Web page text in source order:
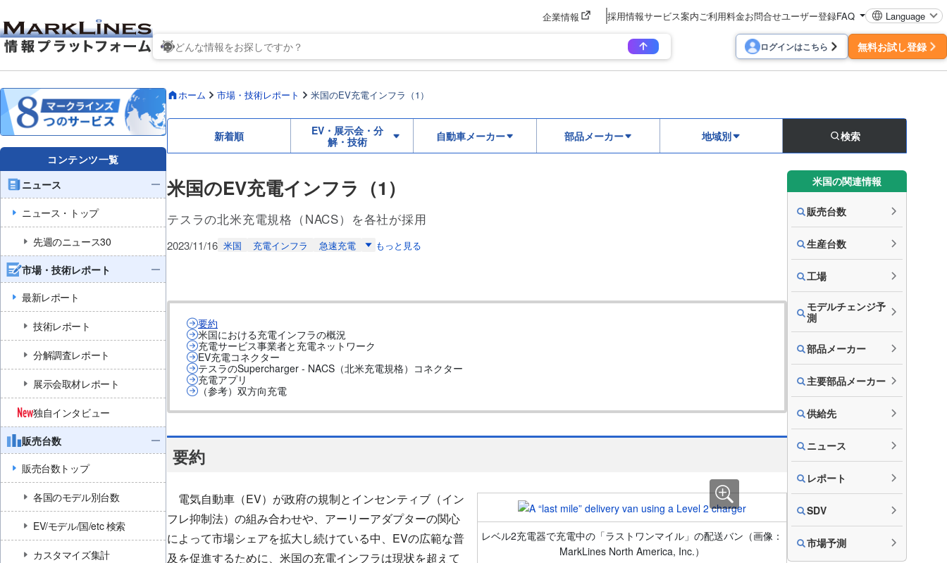
企業情報 採用情報サービス案内 ご利用料金お問合せユーザー登録FAQ Language
ログインはこちら 無料お試し登録
コンテンツ一覧
ニュース
ニュース・トップ
先週のニュース30
市場・技術レポート
最新レポート
技術レポート
分解調査レポート
展示会取材レポート
独自インタビュー
販売台数
販売台数トップ
各国のモデル別台数
EV/モデル/国/etc 検索
カスタマイズ集計
ホーム 市場・技術レポート 米国のEV充電インフラ（1）
新着順
EV・展示会・分
解・技術
自動車メーカー 部品メーカー 地域別 検索
米国のEV充電インフラ（1）
テスラの北米充電規格（NACS）を各社が採用
2023/11/16 米国 充電インフラ 急速充電 もっと見る
要約
米国における充電インフラの概況
充電サービス事業者と充電ネットワーク
EV充電コネクター
テスラのSupercharger - NACS（北米充電規格）コネクター
充電アプリ
（参考）双方向充電
要約
レベル2充電器で充電中の「ラストワンマイル」の配送バン（画像：
MarkLines North America, Inc.）
電気自動車（EV）が政府の規制とインセンティブ（イン
フレ抑制法）の組み合わせや、アーリーアダプターの関心
によって市場シェアを拡大し続けている中、EVの広範な普
及を促進するために、米国の充電インフラは現状を超えて
米国の関連情報
販売台数
生産台数
工場
モデルチェンジ予
測
部品メーカー
主要部品メーカー
供給先
ニュース
レポート
SDV
市場予測